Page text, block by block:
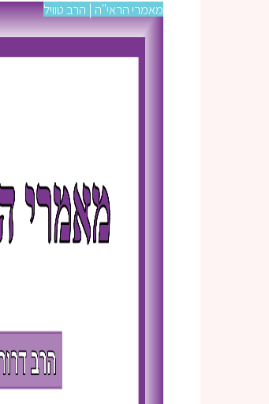
מאמרי הראי"ה | הרב טוויל